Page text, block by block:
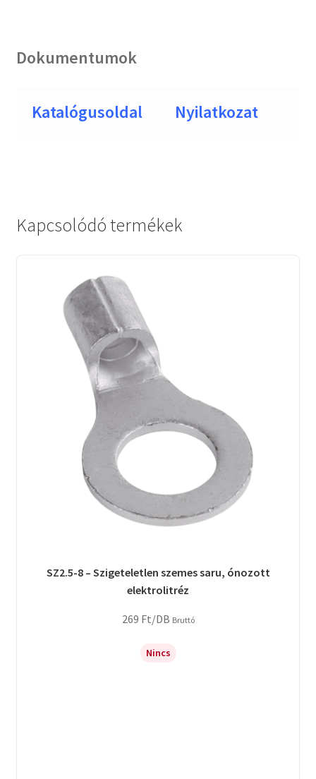
Dokumentumok
Katalógusoldal Nyilatkozat
Kapcsolódó termékek
SZ2.5-8 – Szigeteletlen szemes saru, ónozott
elektrolitréz
269 Ft/DB Bruttó
Nincs